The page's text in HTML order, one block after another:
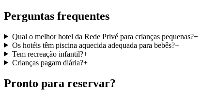
Perguntas frequentes
Qual o melhor hotel da Rede Privé para crianças pequenas?+
Os hotéis têm piscina aquecida adequada para bebês?+
Tem recreação infantil?+
Crianças pagam diária?+
Pronto para reservar?